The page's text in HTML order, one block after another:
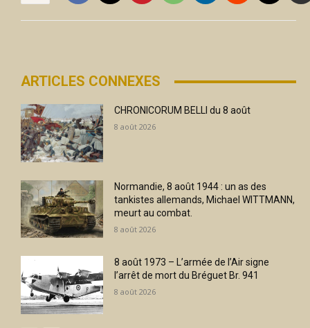
ARTICLES CONNEXES
CHRONICORUM BELLI du 8 août
8 août 2026
Normandie, 8 août 1944 : un as des
tankistes allemands, Michael WITTMANN,
meurt au combat.
8 août 2026
8 août 1973 – L’armée de l’Air signe
l’arrêt de mort du Bréguet Br. 941
8 août 2026